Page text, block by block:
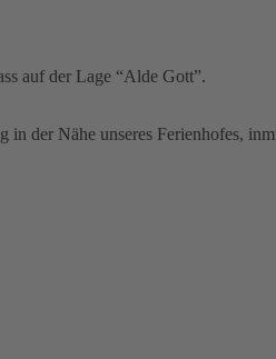
auf der Lage “Alde Gott”.
der Nähe unseres Ferienhofes,